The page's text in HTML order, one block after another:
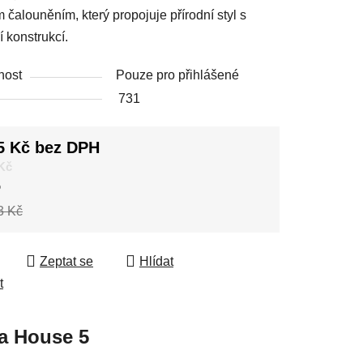
čalouněním, který propojuje přírodní styl s
konstrukcí.
Pouze pro přihlášené
731
Kč
Kč bez DPH
Zeptat se
Hlídat
House 5